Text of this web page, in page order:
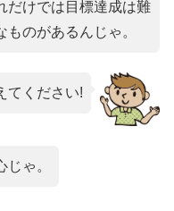
だけでは目標達成は難
のがあるんじゃ。
てください!
ゃ。